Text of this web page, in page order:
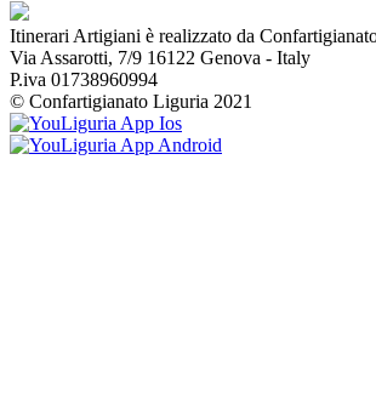
Itinerari Artigiani è realizzato da
Via Assarotti, 7/9 16122 Genova - Italy
P.iva 01738960994
© Confartigianato Liguria 2021